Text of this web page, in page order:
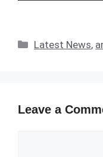
Categories
Latest News,
Leave a